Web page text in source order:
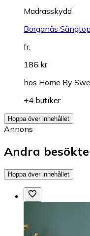
Madrasskydd
Borganäs
fr.
186 kr
hos Home By
+4 butiker
Hoppa över innehållet
Annons
Andra
Hoppa över innehållet